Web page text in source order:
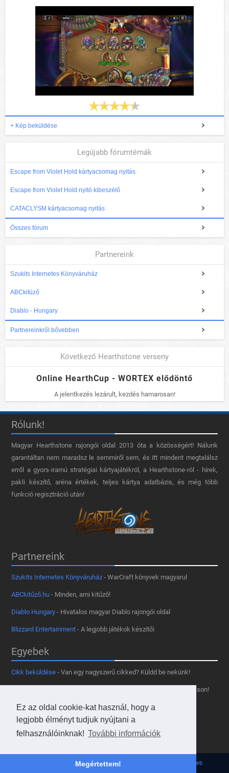
Ez az oldal cookie-kat használ, hogy a
legjobb élményt tudjuk nyújtani a
felhasználóinknak! További információk
Megértettem!
+ Kép beküldése
Legújabb fórumtémák
Escape from Violet Hold kártyacsomag nyitás
Escape from Violet Hold nyitó kibeszélő
CATACLYSM kártyacsomag nyitás
Összes fórum
Partnereink
Szukits Internetes Könyváruház
ABCkitüző
Diablo - Hungary
Partnereinkről bővebben
Következő Hearthstone verseny
Online HearthCup - WORTEX elődöntő
A jelentkezés lezárult, kezdés hamarosan!
Rólunk!
Magyar Hearthstone​ rajongói oldal 2013 óta a közösségért! Nálunk
garantáltan nem maradsz le semmiről sem, és itt mindent megtalálsz
erről a gyors-iramú stratégiai kártyajátékról, a Hearthstone-ról - hírek,
pakli készítő, aréna értékek, teljes kártya adatbázis, és még több
funkció regisztráció után!
Partnereink
Szukits Internetes Könyváruház - WarCraft könyvek magyarul
ABCkitűző.hu - Minden, ami kitűző!
Diablo Hungary - Hivatalos magyar Diablo rajongói oldal
Blizzard Entertainment - A legjobb játékok készítői
Egyebek
Cikk beküldése - Van egy nagyszerű cikked? Küldd be nekünk!
- Tetszik az oldal? Segíts, hogy fennmaradhasson!
Kapcsolat, médiaajánlat- Lépj velünk kapcsolatba!
Használd a tooltipünket- A saját oldaladon is!
© 2013 - 2026 Hearthstone Hungary v31.3.0. - Borovi Bence | Powered by JsWeb